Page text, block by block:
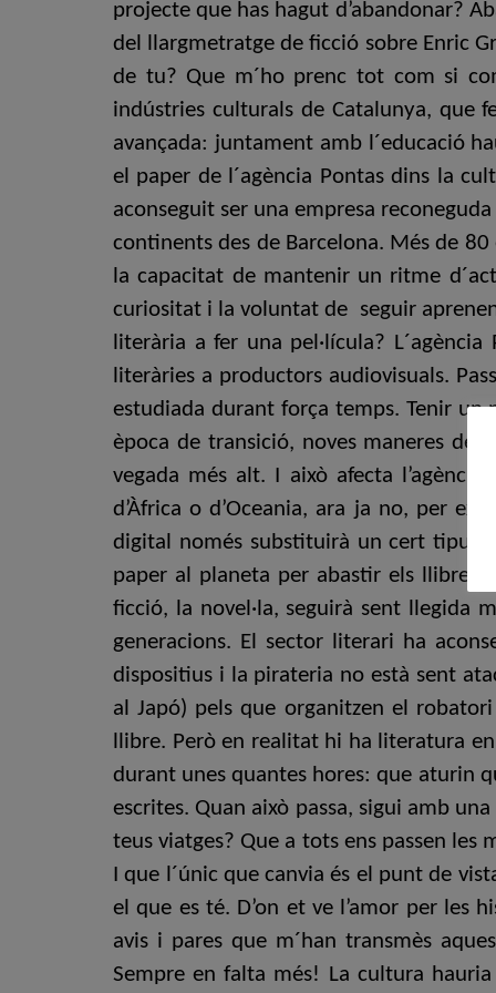
projecte que has hagut d’abandonar?
del llargmetratge de ficció sobre Enric
de tu? Que m´ho prenc tot com si
indústries culturals de Catalunya, que
avançada: juntament amb l´educació
el paper de l´agència Pontas dins la
aconseguit ser una empresa
continents des de Barcelona. Més de
la capacitat de mantenir un ritme
curiositat i la voluntat de seguir
literària a fer una pel·lícula?
literàries a productors audiovisuals.
estudiada durant força temps. Tenir un
època de transició, noves maneres de
vegada més alt. I això afecta
d’Àfrica o d’Oceania, ara ja no, per
digital només substituirà un cert tipus
paper al planeta per abastir els llibres
ficció, la novel·la, seguirà sent llegida
generacions. El sector literari ha
dispositius i la pirateria no està sent
al Japó) pels que organitzen el
llibre. Però en realitat hi ha literatura
durant unes quantes hores: que aturin
escrites. Quan això passa, sigui amb
teus viatges? Que a tots ens passen les
I que l´únic que canvia és el punt de
el que es té. D’on et ve l’amor per les
avis i pares que m´han transmès
Sempre en falta més! La cultura